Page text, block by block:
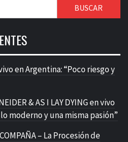
en Argentina: “Poco riesgo y
& AS I LAY DYING en vivo
moderno y una misma pasión”
– La Procesión de